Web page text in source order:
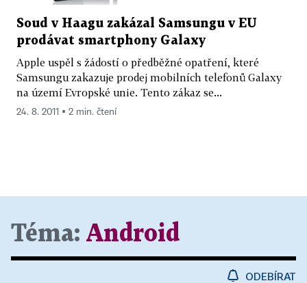
Soud v Haagu zakázal Samsungu v EU
prodávat smartphony Galaxy
Apple uspěl s žádostí o předběžné opatření, které
Samsungu zakazuje prodej mobilních telefonů Galaxy
na území Evropské unie. Tento zákaz se...
24. 8. 2011 ▪ 2 min. čtení
Téma: Android
ODEBÍRAT